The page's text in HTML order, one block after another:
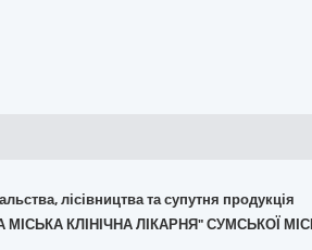
лісівництва та супутня продукція
КЛІНІЧНА ЛІКАРНЯ" СУМСЬКОЇ